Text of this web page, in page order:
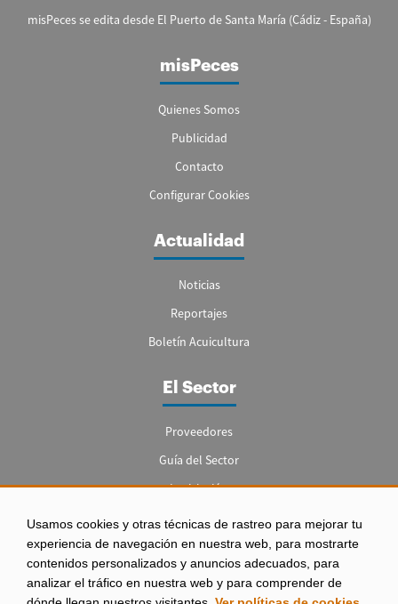
Usamos cookies y otras técnicas de rastreo para mejorar tu
experiencia de navegación en nuestra web, para mostrarte
contenidos personalizados y anuncios adecuados, para
analizar el tráfico en nuestra web y para comprender de
misPeces se edita desde El Puerto de Santa María (Cádiz - España)
misPeces
Quienes Somos
Publicidad
Contacto
Configurar Cookies
Actualidad
Noticias
Reportajes
Boletín Acuicultura
El Sector
Proveedores
Guía del Sector
Legislación
Empleo